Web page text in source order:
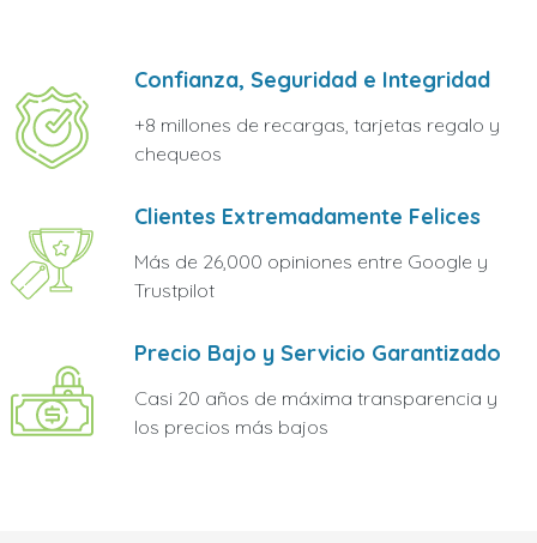
Confianza, Seguridad e Integridad
+8 millones de recargas, tarjetas regalo y
chequeos
Clientes Extremadamente Felices
Más de 26,000 opiniones entre Google y
Trustpilot
Precio Bajo y Servicio Garantizado
Casi 20 años de máxima transparencia y
los precios más bajos